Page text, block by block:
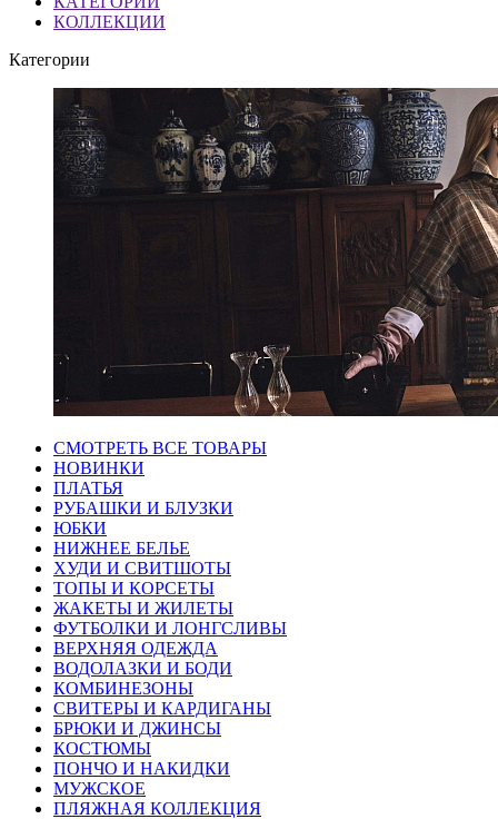
КОЛЛЕКЦИИ
Категории
СМОТРЕТЬ ВСЕ ТОВАРЫ
НОВИНКИ
ПЛАТЬЯ
РУБАШКИ И БЛУЗКИ
ЮБКИ
НИЖНЕЕ БЕЛЬЕ
ХУДИ И СВИТШОТЫ
ТОПЫ И КОРСЕТЫ
ЖАКЕТЫ И ЖИЛЕТЫ
ФУТБОЛКИ И ЛОНГСЛИВЫ
ВЕРХНЯЯ ОДЕЖДА
ВОДОЛАЗКИ И БОДИ
КОМБИНЕЗОНЫ
СВИТЕРЫ И КАРДИГАНЫ
БРЮКИ И ДЖИНСЫ
КОСТЮМЫ
ПОНЧО И НАКИДКИ
МУЖСКОЕ
ПЛЯЖНАЯ КОЛЛЕКЦИЯ